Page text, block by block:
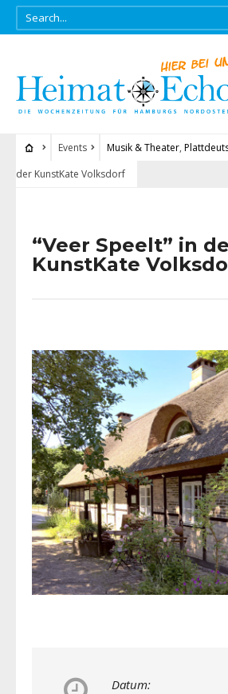
Events Musik & Theater,
der KunstKate Volksdorf
“Veer Speelt” in
KunstKate
Datum: